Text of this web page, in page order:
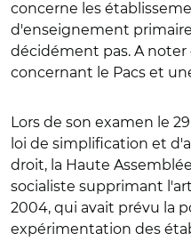
concerne les
d'enseignement
décidément pas. A
concernant le Pacs et
Lors de son examen le
loi de simplification et
droit, la Haute
socialiste supprimant
2004, qui avait prévu la
expérimentation des